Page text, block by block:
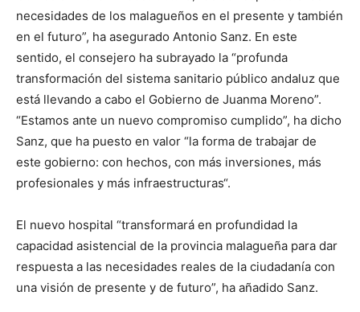
necesidades de los malagueños en el presente y también
en el futuro”, ha asegurado Antonio Sanz. En este
sentido, el consejero ha subrayado la “profunda
transformación del sistema sanitario público andaluz que
está llevando a cabo el Gobierno de Juanma Moreno”.
“Estamos ante un nuevo compromiso cumplido”, ha dicho
Sanz, que ha puesto en valor “la forma de trabajar de
este gobierno: con hechos, con más inversiones, más
profesionales y más infraestructuras“.
El nuevo hospital “transformará en profundidad la
capacidad asistencial de la provincia malagueña para dar
respuesta a las necesidades reales de la ciudadanía con
una visión de presente y de futuro”, ha añadido Sanz.